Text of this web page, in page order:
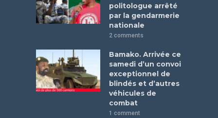
politologue arrêté
par la gendarmerie
nationale
2 comments
Bamako. Arrivée ce
samedi d’un convoi
exceptionnel de
blindés et d’autres
véhicules de
combat
1 comment